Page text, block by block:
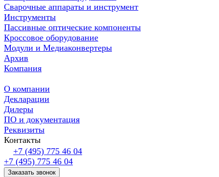
Сварочные аппараты и инструмент
Инструменты
Пассивные оптические компоненты
Кроссовое оборудование
Модули и Медиаконвертеры
Архив
Компания
О компании
Декларации
Дилеры
ПО и документация
Реквизиты
Контакты
+7 (495) 775 46 04
+7 (495) 775 46 04
Заказать звонок